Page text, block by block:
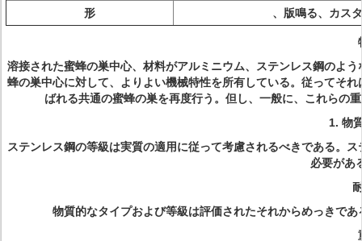
形
、版鳴る、カス
溶接された蜜蜂の巣中心、材料がアルミニウム、ステンレス鋼のよ
蜂の巣中心に対して、よりよい機械特性を所有している。従ってそ
ばれる共通の蜜蜂の巣を再度行う。但し、一般に、これらの
1. 物
ステンレス鋼の等級は実質の適用に従って考慮されるべきである。
必要があ
物質的なタイプおよび等級は評価されたそれからめっきで